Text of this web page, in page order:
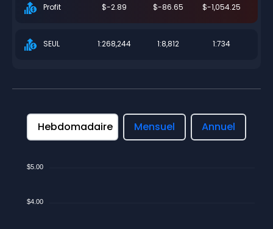
Profit $-2.89 $-86.65 $-1,054.25
SEUL 1:268,244 1:8,812 1:734
Hebdomadaire Mensuel Annuel
$5.00
$4.00